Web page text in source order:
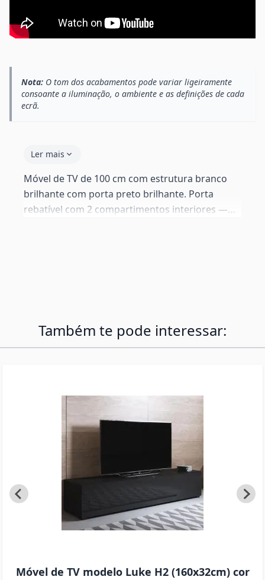
Nota: O tom dos acabamentos pode variar ligeiramente
consoante a iluminação, o ambiente e as definições de cada
ecrã.
Ler mais
Móvel de TV de 100 cm com estrutura branco
brilhante com porta preto brilhante. Porta
rebatível com 2 compartimentos interiores —
Também te pode interessar:
Móvel de TV modelo Luke H2 (160x32cm) cor